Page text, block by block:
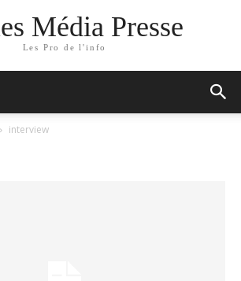
Média Presse
Les Pro de l'info
interview